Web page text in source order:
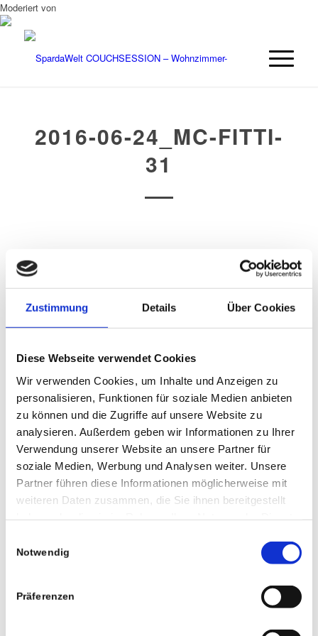
Zustimmung Details Über Cookies
Diese Webseite verwendet Cookies
Wir verwenden Cookies, um Inhalte und Anzeigen zu
personalisieren, Funktionen für soziale Medien anbieten
zu können und die Zugriffe auf unsere Website zu
analysieren. Außerdem geben wir Informationen zu Ihrer
Verwendung unserer Website an unsere Partner für
soziale Medien, Werbung und Analysen weiter. Unsere
Partner führen diese Informationen möglicherweise mit
weiteren Daten zusammen, die Sie ihnen bereitgestellt
Notwendig
Präferenzen
Moderiert von
2016-06-24_MC-FITTI-
31
25. JUNI 2016
/ 0 KOMMENTARE
/ VONOPUS
Eintrag teilen